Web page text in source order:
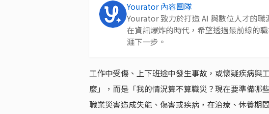
Yourator 內容團隊
Yourator 致力於打造 AI 與數位人才的
在資訊爆炸的時代，希望透過最前線的
涯下一步。
工作中受傷、上下班途中發生事故，或懷疑疾病與
麼」，而是「我的情況算不算職災？現在要準備哪
職業災害造成失能、傷害或疾病，在治療、休養期